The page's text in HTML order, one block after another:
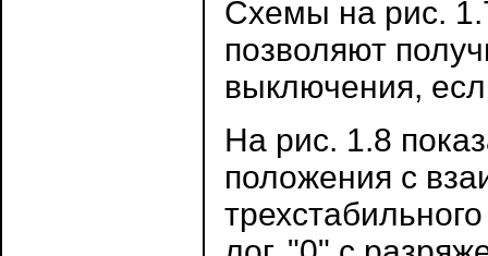
Схемы на рис.
позволяют
выключения,
На рис. 1.8
положения с